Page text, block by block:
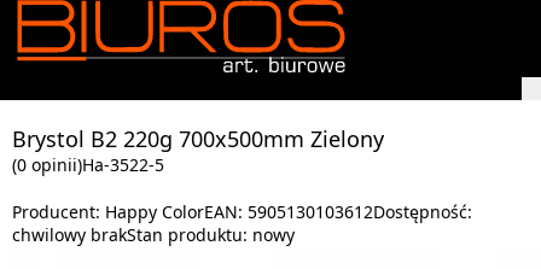
Brystol B2 220g 700x500mm Zielony
(0 opinii)Ha-3522-5
Producent: Happy ColorEAN: 5905130103612Dostępność:
chwilowy brakStan produktu: nowy